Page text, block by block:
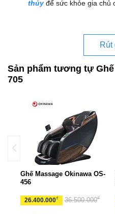
thủyđể sức khỏe gia chủ
Rút
Sản phẩm tương tự
705
Ghế Massage Okinawa OS-
456
26.400.000₫ 36.500.000₫